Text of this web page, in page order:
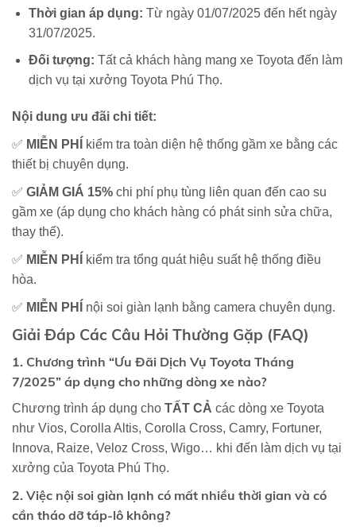
Thời gian áp dụng: Từ ngày 01/07/2025 đến hết ngày
31/07/2025.
Đối tượng: Tất cả khách hàng mang xe Toyota đến làm
dịch vụ tại xưởng Toyota Phú Thọ.
Nội dung ưu đãi chi tiết:
✅ MIỄN PHÍ
kiểm tra toàn diện hệ thống gầm xe bằng các
thiết bị chuyên dụng.
✅ GIẢM GIÁ 15% chi phí phụ tùng liên quan đến cao su
gầm xe (áp dụng cho khách hàng có phát sinh sửa chữa,
thay thế).
✅ MIỄN PHÍ
kiểm tra tổng quát hiệu suất hệ thống điều
hòa.
✅ MIỄN PHÍ nội soi giàn lạnh bằng camera chuyên dụng.
Giải Đáp Các Câu Hỏi Thường Gặp (FAQ)
1. Chương trình “Ưu Đãi Dịch Vụ Toyota Tháng
7/2025” áp dụng cho những dòng xe nào?
Chương trình áp dụng cho TẤT CẢ các dòng xe Toyota
như Vios, Corolla Altis, Corolla Cross, Camry, Fortuner,
Innova, Raize, Veloz Cross, Wigo… khi đến làm dịch vụ tại
xưởng của Toyota Phú Thọ.
2. Việc nội soi giàn lạnh có mất nhiều thời gian và có
cần tháo dỡ táp-lô không?